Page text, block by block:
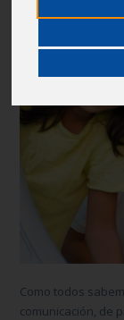
Como todos
comunicación, de